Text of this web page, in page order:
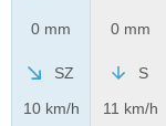
0 mm
SZ
10 km/h
0 mm
S
11 km/h